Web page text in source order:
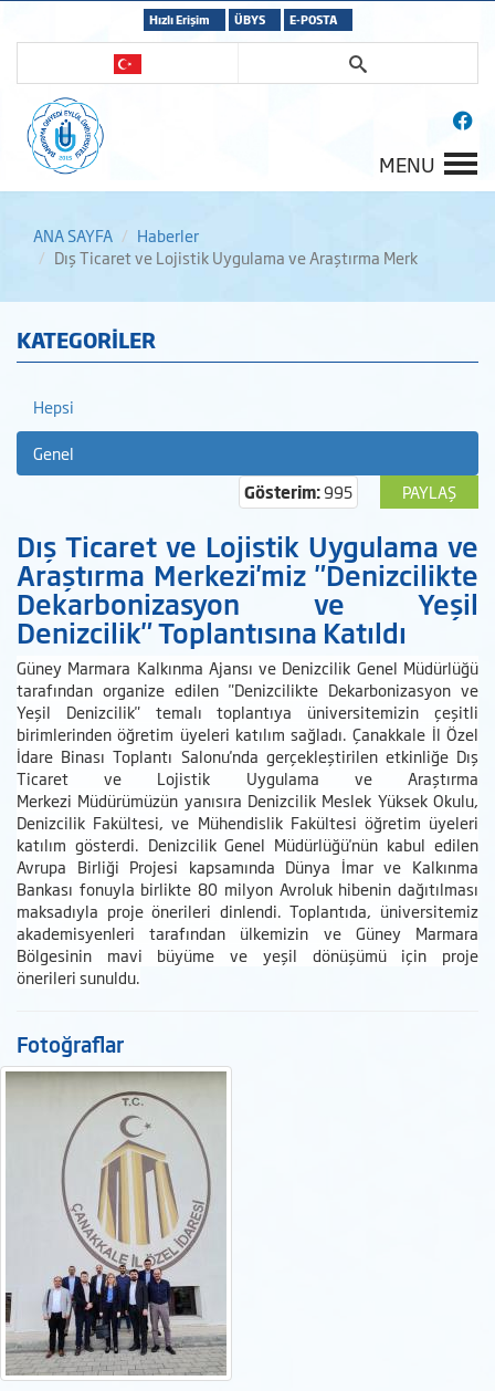
Hızlı Erişim ÜBYS E-POSTA
MENU
ANA SAYFA
Haberler
Dış Ticaret ve Lojistik Uygulama ve Araştırma Merk
KATEGORİLER
Hepsi
Genel
PAYLAŞ
Gösterim:995
Dış Ticaret ve Lojistik Uygulama ve
Araştırma Merkezi'miz "Denizcilikte
Dekarbonizasyon ve Yeşil
Denizcilik" Toplantısına Katıldı
Güney Marmara Kalkınma Ajansı ve Denizcilik Genel Müdürlüğü
tarafından organize edilen "Denizcilikte Dekarbonizasyon ve
Yeşil Denizcilik" temalı toplantıya üniversitemizin çeşitli
birimlerinden öğretim üyeleri katılım sağladı. Çanakkale İl Özel
İdare Binası Toplantı Salonu'nda gerçekleştirilen etkinliğe Dış
Ticaret ve Lojistik Uygulama ve Araştırma
Merkezi Müdürümüzün yanısıra Denizcilik Meslek Yüksek Okulu,
Denizcilik Fakültesi, ve Mühendislik Fakültesi öğretim üyeleri
katılım gösterdi. Denizcilik Genel Müdürlüğü'nün kabul edilen
Avrupa Birliği Projesi kapsamında Dünya İmar ve Kalkınma
Bankası fonuyla birlikte 80 milyon Avroluk hibenin dağıtılması
maksadıyla proje önerileri dinlendi. Toplantıda, üniversitemiz
akademisyenleri tarafından ülkemizin ve Güney Marmara
Bölgesinin mavi büyüme ve yeşil dönüşümü için proje
önerileri sunuldu.
Fotoğraflar